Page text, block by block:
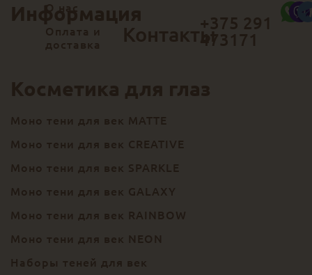
Информация
О нас
Оплата и
доставка
Контакты+375 291
473171
Косметика для глаз
Моно тени для век MATTE
Моно тени для век CREATIVE
Моно тени для век SPARKLE
Моно тени для век GALAXY
Моно тени для век RAINBOW
Моно тени для век NEON
Наборы теней для век